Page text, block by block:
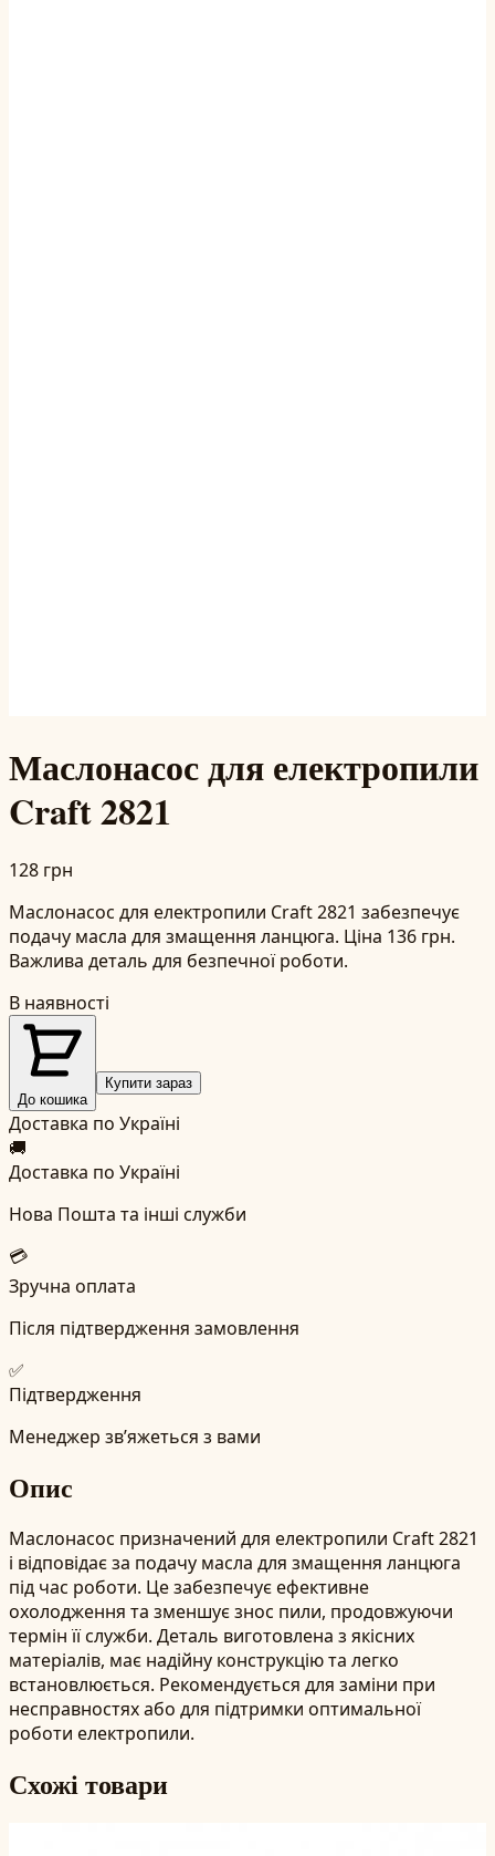
Маслонасос для електропили
Craft 2821
128 грн
Маслонасос для електропили Craft 2821 забезпечує
подачу масла для змащення ланцюга. Ціна 136 грн.
Важлива деталь для безпечної роботи.
В наявності
До кошика
Купити зараз
Доставка по Україні
🚚
Доставка по Україні
Нова Пошта та інші служби
💳
Зручна оплата
Після підтвердження замовлення
✅
Підтвердження
Менеджер зв’яжеться з вами
Опис
Маслонасос призначений для електропили Craft 2821
і відповідає за подачу масла для змащення ланцюга
під час роботи. Це забезпечує ефективне
охолодження та зменшує знос пили, продовжуючи
термін її служби. Деталь виготовлена з якісних
матеріалів, має надійну конструкцію та легко
встановлюється. Рекомендується для заміни при
несправностях або для підтримки оптимальної
роботи електропили.
Схожі товари